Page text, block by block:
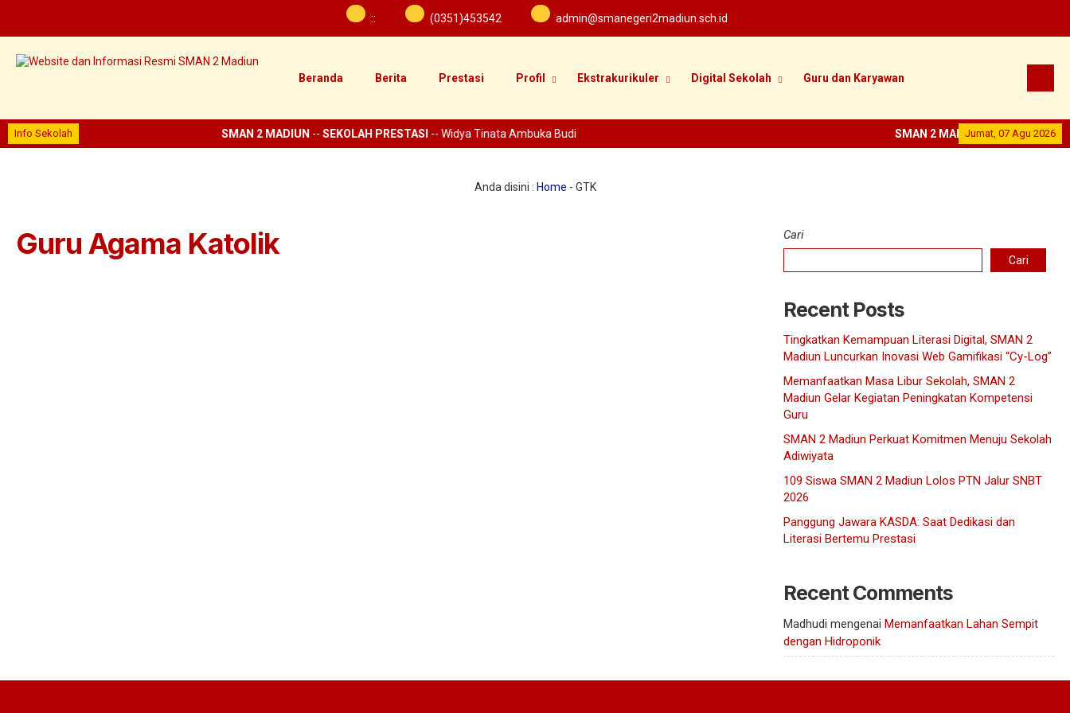
:: (0351)453542 admin@smanegeri2madiun.sch.id
Beranda Berita Prestasi Profil Ekstrakurikuler Digital Sekolah Guru dan Karyawan
Info Sekolah Jumat, 07 Agu 2026
SMAN 2 MADIUN--SEKOLAH
SMAN 2 MADIUN--SEKOLAH PRESTASI-- Widya Tinata Ambuka Budi
Anda disini : Home - GTK
Guru Agama Katolik
Marselina Nango, S.Pd.
Guru Agama Katolik
Cari
Cari
Recent Posts
Tingkatkan Kemampuan Literasi Digital, SMAN 2
Madiun Luncurkan Inovasi Web Gamifikasi “Cy-Log”
Memanfaatkan Masa Libur Sekolah, SMAN 2
Madiun Gelar Kegiatan Peningkatan Kompetensi
Guru
SMAN 2 Madiun Perkuat Komitmen Menuju Sekolah
Adiwiyata
109 Siswa SMAN 2 Madiun Lolos PTN Jalur SNBT
2026
Panggung Jawara KASDA: Saat Dedikasi dan
Literasi Bertemu Prestasi
Recent Comments
Madhudi mengenai Memanfaatkan Lahan Sempit
dengan Hidroponik